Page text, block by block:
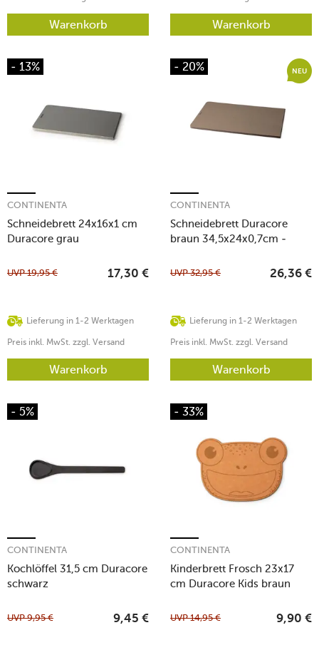
Warenkorb Warenkorb
- 13%
Schneidebrett 24x16x1 cm
Duracore grau
CONTINENTA
Lieferung in 1-2 Werktagen
UVP19,95 € 17,30 €
Preis inkl. MwSt. zzgl. Versand
Warenkorb
- 20% NEU
Schneidebrett Duracore
braun 34,5x24x0,7cm -
CONTINENTA
Lieferung in 1-2 Werktagen
UVP32,95 € 26,36 €
Preis inkl. MwSt. zzgl. Versand
Warenkorb
- 5%
Kochlöffel 31,5 cm Duracore
schwarz
CONTINENTA
UVP9,95 € 9,45 €
- 33%
Kinderbrett Frosch 23x17
cm Duracore Kids braun
CONTINENTA
UVP14,95 € 9,90 €